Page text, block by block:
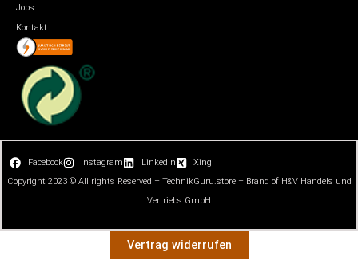
Jobs
Kontakt
Facebook Instagram LinkedIn
Xing
Copyright 2023 © All rights Reserved – TechnikGuru.store – Brand of H&V Handels und
Vertriebs GmbH
Vertrag widerrufen